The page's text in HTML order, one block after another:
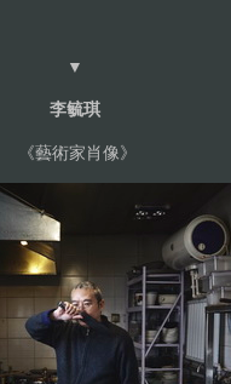
▼
李毓琪
《藝術家肖像》